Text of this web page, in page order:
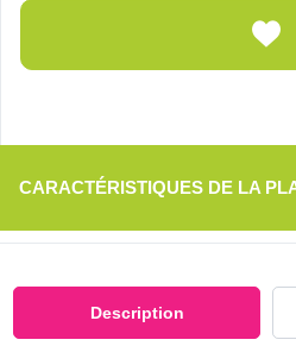
CARACTÉRISTIQUES DE LA
Description